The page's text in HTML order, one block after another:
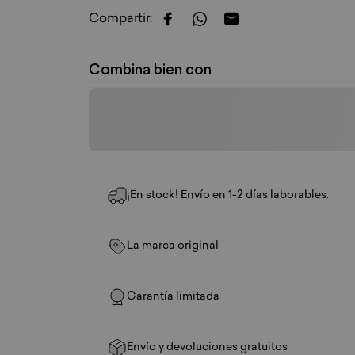
Compartir:
Compartir en Facebook
Compartir en WhatsApp
Compartir por
Combina bien con
¡En stock! Envío en 1-2 días laborables.
La marca original
Garantía limitada
Envío y devoluciones gratuitos